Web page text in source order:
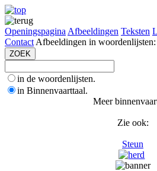
Openingspagina Afbeeldingen Teksten
Contact Afbeeldingen in woordenlijsten:
in de woordenlijsten.
in Binnenvaarttaal.
Meer
Zie ook:
Steun